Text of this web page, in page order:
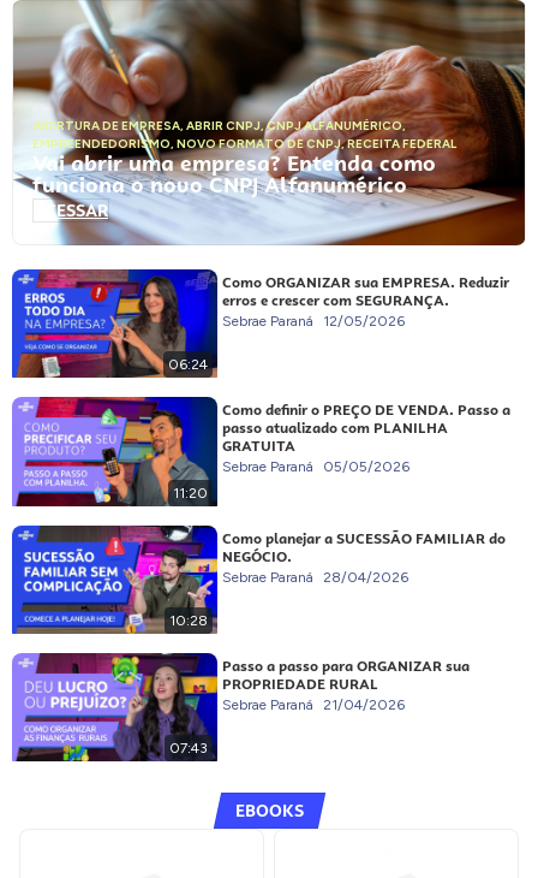
ABERTURA DE EMPRESA, ABRIR CNPJ,CNPJ ALFANUMÉRICO,
EMPREENDEDORISMO, NOVO FORMATO DE CNPJ,RECEITA FEDERAL
Vai abrir uma empresa? Entenda como
funciona o novo CNPJ Alfanumérico
ACESSAR
06:24
Como ORGANIZAR sua EMPRESA. Reduzir
erros e crescer com SEGURANÇA.
Sebrae Paraná 12/05/2026
11:20
Como definir o PREÇO DE VENDA. Passo a
passo atualizado com PLANILHA
GRATUITA
Sebrae Paraná 05/05/2026
10:28
Como planejar a SUCESSÃO FAMILIAR do
NEGÓCIO.
Sebrae Paraná 28/04/2026
07:43
Passo a passo para ORGANIZAR sua
PROPRIEDADE RURAL
Sebrae Paraná 21/04/2026
EBOOKS